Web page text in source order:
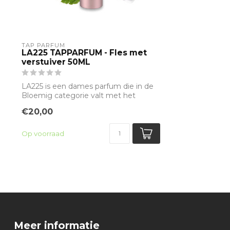
TAP PARFUM
LA225 TAPPARFUM - Fles met
verstuiver 50ML
LA225 is een dames parfum die in de
Bloemig categorie valt met het
€20,00
Op voorraad
Meer informatie